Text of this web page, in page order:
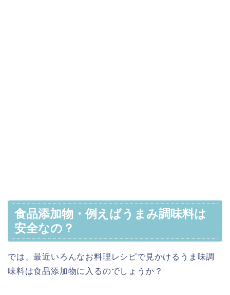
食品添加物・例えばうまみ調味料は
安全なの？
では、最近いろんなお料理レシピで見かけるうま味調
味料は食品添加物に入るのでしょうか？